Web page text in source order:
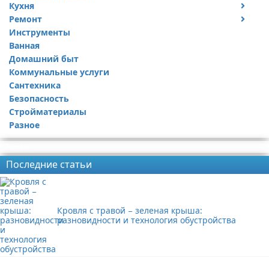
Дизайн дачи
Дизайн квартиры
Кухня
Посуда
Ремонт
Ремонт дачи
Ремонт квартиры
Инструменты
Ванная
Домашний быт
Коммунальные услуги
Сантехника
Безопасность
Стройматериалы
Разное
Последние статьи
Кровля с травой − зеленая крыша:
разновидности и технология обустройства